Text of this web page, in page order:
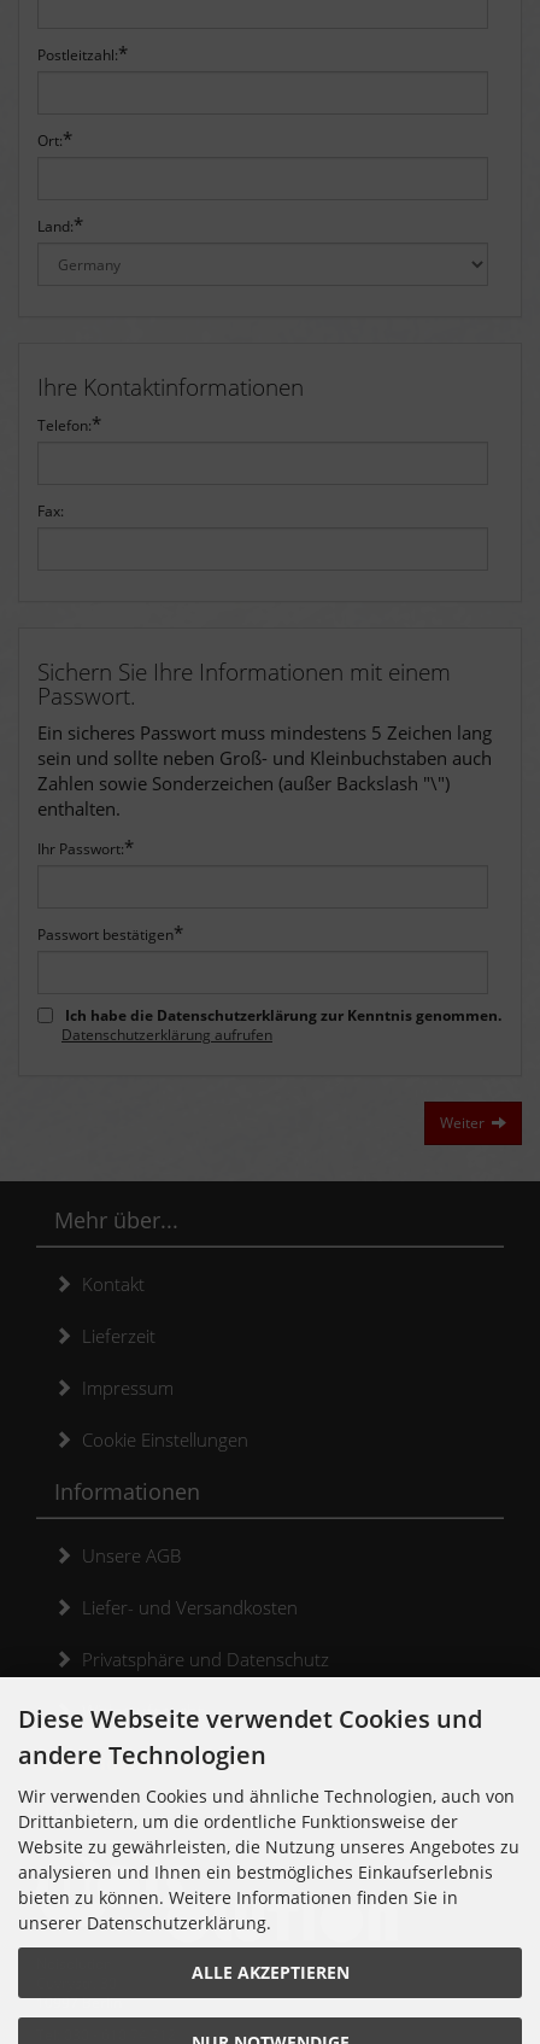
Postleitzahl:*
Ort:*
Land:*
Ihre Kontaktinformationen
Telefon:*
Fax:
Sichern Sie Ihre Informationen mit einem
Passwort.
Ein sicheres Passwort muss mindestens 5 Zeichen lang
sein und sollte neben Groß- und Kleinbuchstaben auch
Zahlen sowie Sonderzeichen (außer Backslash "\")
enthalten.
Ihr Passwort:*
Passwort bestätigen*
Ich habe die Datenschutzerklärung zur Kenntnis genommen.
Weiter
Mehr über...
Kontakt
Lieferzeit
Impressum
Cookie Einstellungen
Informationen
Unsere AGB
Liefer- und Versandkosten
Privatsphäre und Datenschutz
Widerrufsrecht
Widerrufsformular
Kontakt
10997 Berlin
Diese Webseite verwendet Cookies und
andere Technologien
Wir verwenden Cookies und ähnliche Technologien, auch von
Drittanbietern, um die ordentliche Funktionsweise der
Website zu gewährleisten, die Nutzung unseres Angebotes zu
analysieren und Ihnen ein bestmögliches Einkaufserlebnis
bieten zu können. Weitere Informationen finden Sie in
unserer Datenschutzerklärung.
ALLE AKZEPTIEREN